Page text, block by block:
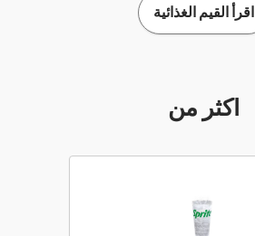
اقرأ القيم الغذائية
أكثر من